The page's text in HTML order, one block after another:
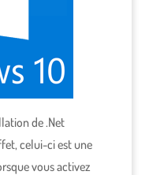
de .Net
celui-ci est une
vous activez